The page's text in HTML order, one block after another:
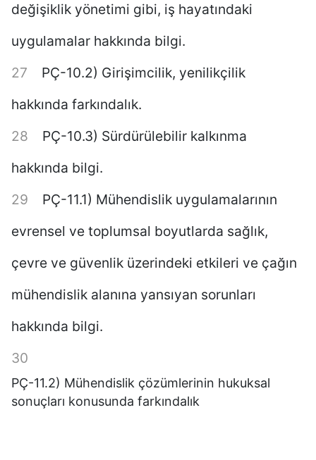
değişiklik yönetimi gibi, iş hayatındaki
uygulamalar hakkında bilgi.
PÇ-10.2) Girişimcilik, yenilikçilik
hakkında farkındalık.
PÇ-10.3) Sürdürülebilir kalkınma
hakkında bilgi.
PÇ-11.1) Mühendislik uygulamalarının
evrensel ve toplumsal boyutlarda sağlık,
çevre ve güvenlik üzerindeki etkileri ve çağın
mühendislik alanına yansıyan sorunları
hakkında bilgi.
PÇ-11.2) Mühendislik çözümlerinin hukuksal
sonuçları konusunda farkındalık